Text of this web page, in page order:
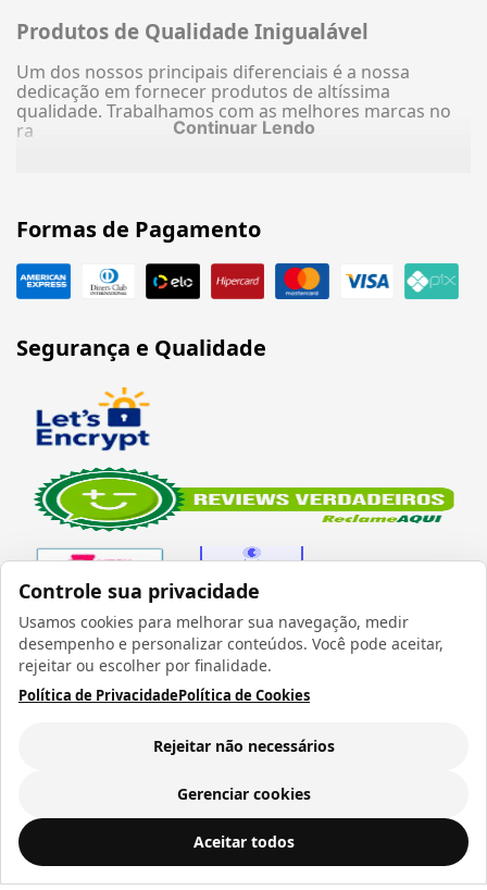
Controle sua privacidade
Usamos cookies para melhorar sua navegação, medir
desempenho e personalizar conteúdos. Você pode aceitar,
rejeitar ou escolher por finalidade.
Política de PrivacidadePolítica de Cookies
Rejeitar não necessários
Gerenciar cookies
Aceitar todos
Caderno Pequeno Permanente 100 Folhas com Capa de MDF Brilho (15 x 21cm) - COD 3407
R$ 28,50
Produtos de Qualidade Inigualável
Um dos nossos principais diferenciais é a nossa
dedicação em fornecer produtos de altíssima
qualidade. Trabalhamos com as melhores marcas no
ra
Continuar Lendo
Formas de Pagamento
Segurança e Qualidade
Verificada por
COMÉRCIO LTDA EPP | CNPJ: 07.686.203/0001-22